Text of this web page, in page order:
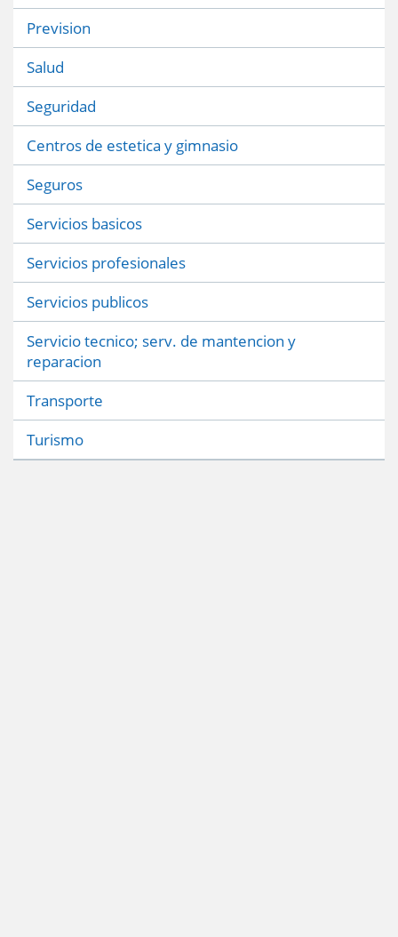
Prevision
Salud
Seguridad
Centros de estetica y gimnasio
Seguros
Servicios basicos
Servicios profesionales
Servicios publicos
Servicio tecnico; serv. de mantencion y
reparacion
Transporte
Turismo